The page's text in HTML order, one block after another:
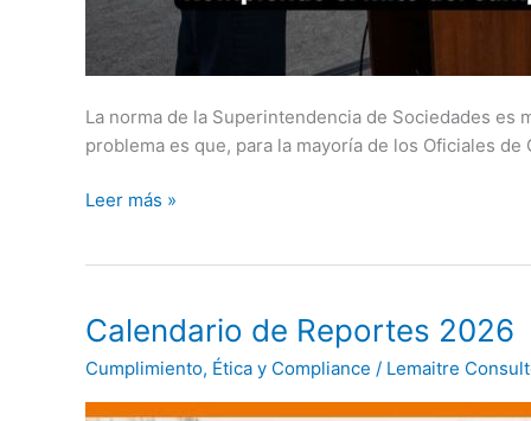
La norma de la Superintendencia de Sociedades es
problema es que, para la mayoría de los Oficiales
Leer más »
Calendario de Reportes 2026
Cumplimiento, Ética y Compliance / Lemaitre
Calendario
Reportes
2026